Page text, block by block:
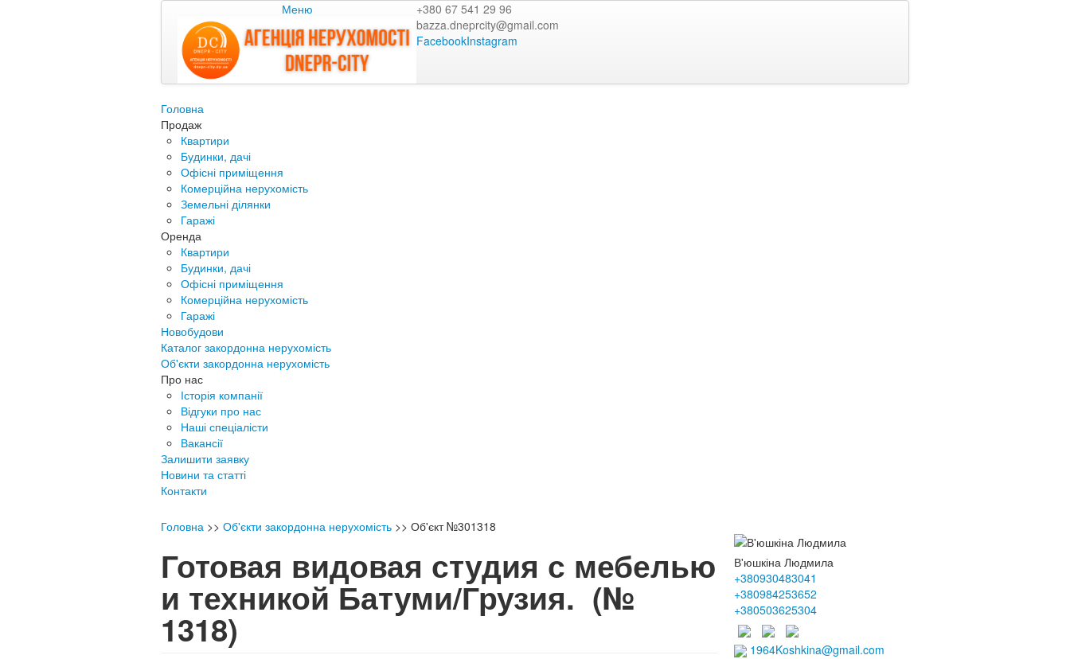
Меню
+380 67 541 29 96
bazza.dneprcity@gmail.com
FacebookInstagram
Головна
Продаж
Квартири
Будинки, дачі
Офісні приміщення
Комерційна нерухомість
Земельні ділянки
Гаражі
Оренда
Квартири
Будинки, дачі
Офісні приміщення
Комерційна нерухомість
Гаражі
Новобудови
Каталог закордонна нерухомість
Об'єкти закордонна нерухомість
Про нас
Історія компанії
Відгуки про нас
Наші спеціалісти
Вакансії
Залишити заявку
Новини та статті
Контакти
Головна >> Об'єкти закордонна нерухомість >> Об'єкт №301318
Готовая видовая студия с мебелью
и техникой Батуми/Грузия. (№
1318)
В'юшкіна Людмила
+380930483041
+380984253652
+380503625304
1964Koshkina@gmail.com